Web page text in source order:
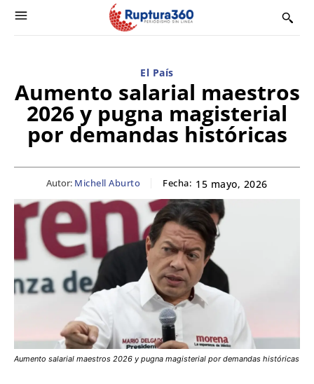
El País
Aumento salarial maestros
2026 y pugna magisterial
por demandas históricas
Autor: Michell Aburto Fecha: 15 mayo, 2026
Aumento salarial maestros 2026 y pugna magisterial por demandas históricas